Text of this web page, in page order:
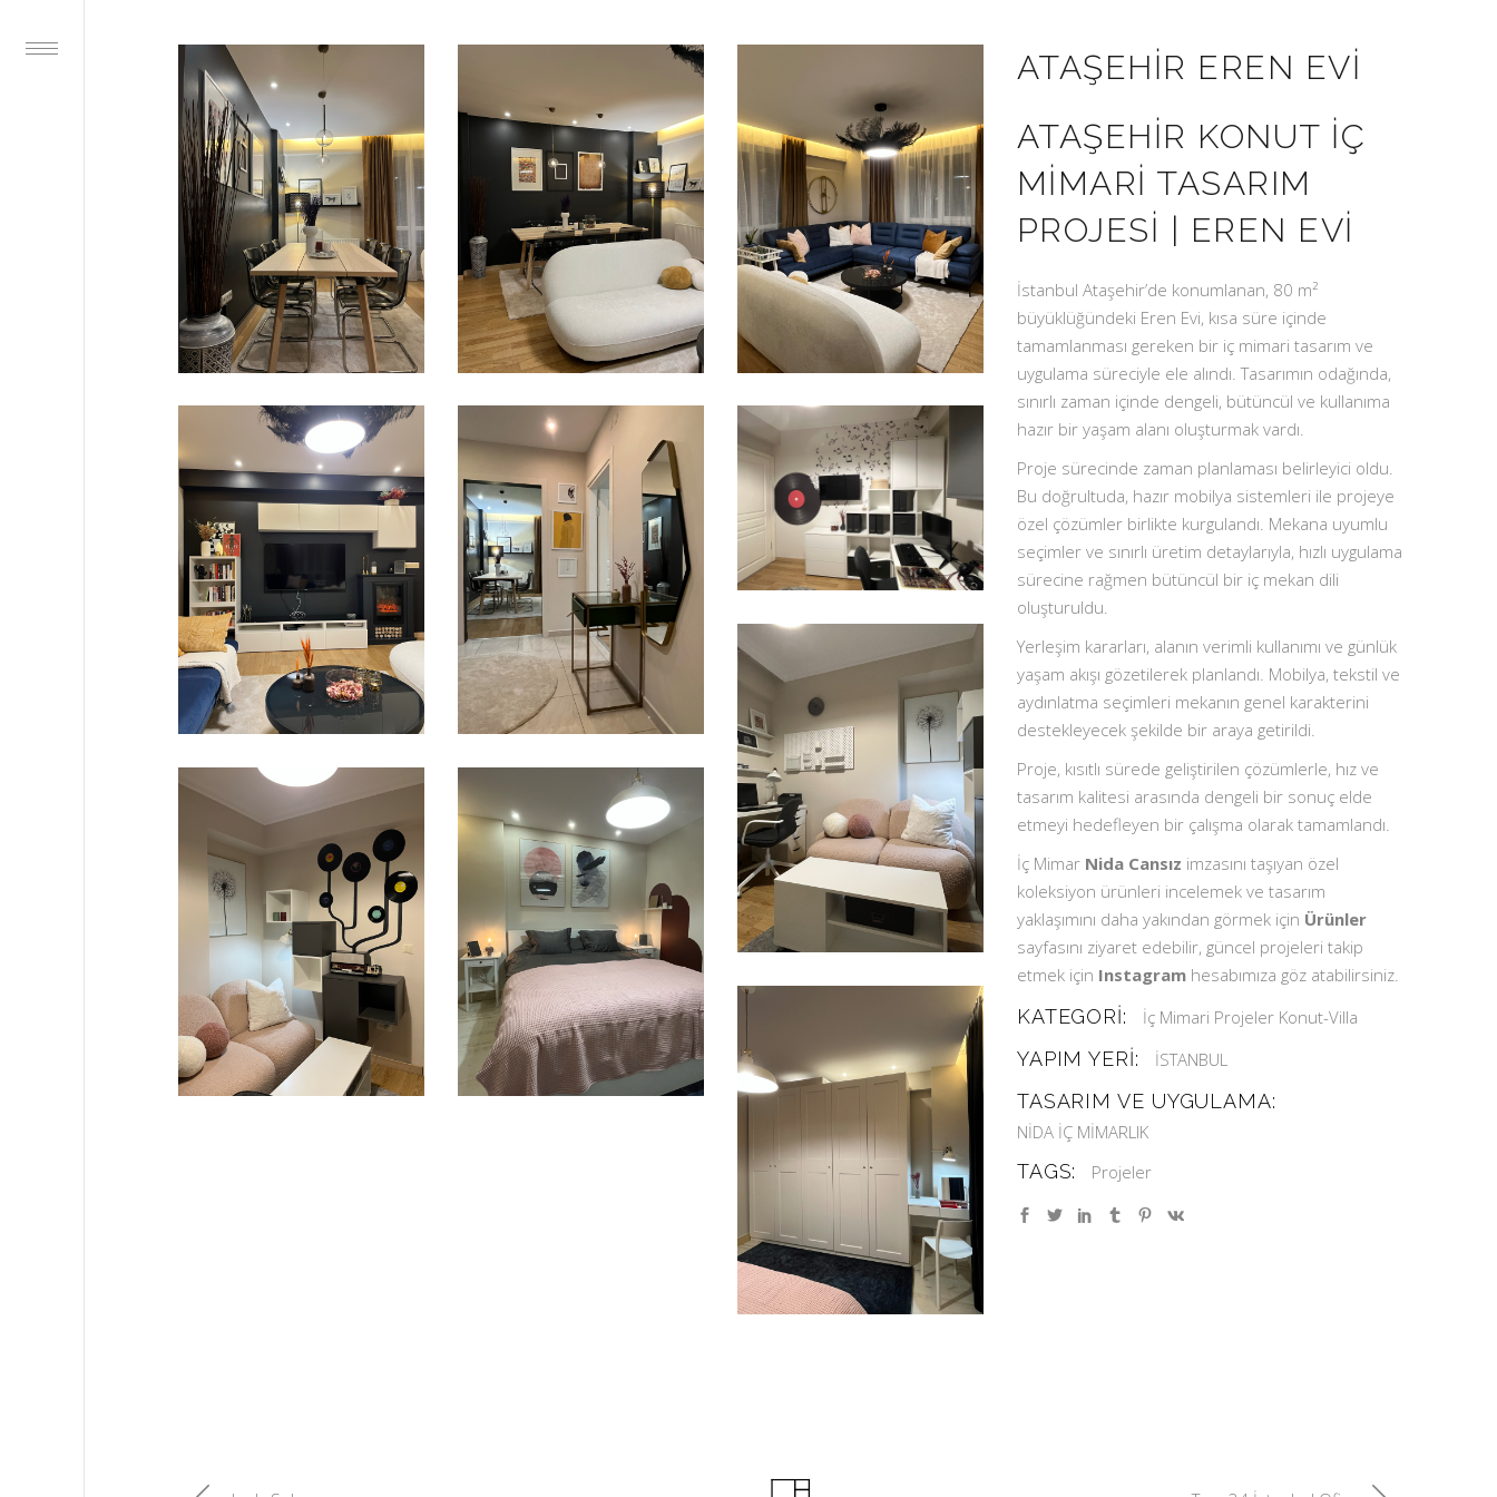
ATAŞEHIR EREN EVI
ATAŞEHIR KONUT İÇ
MIMARI TASARIM
PROJESI | EREN EVI
İstanbul Ataşehir’de konumlanan, 80 m²
büyüklüğündeki Eren Evi, kısa süre içinde
tamamlanması gereken bir iç mimari tasarım ve
uygulama süreciyle ele alındı. Tasarımın odağında,
sınırlı zaman içinde dengeli, bütüncül ve kullanıma
hazır bir yaşam alanı oluşturmak vardı.
Proje sürecinde zaman planlaması belirleyici oldu.
Bu doğrultuda, hazır mobilya sistemleri ile projeye
özel çözümler birlikte kurgulandı. Mekana uyumlu
seçimler ve sınırlı üretim detaylarıyla, hızlı uygulama
sürecine rağmen bütüncül bir iç mekan dili
oluşturuldu.
Yerleşim kararları, alanın verimli kullanımı ve günlük
yaşam akışı gözetilerek planlandı. Mobilya, tekstil ve
aydınlatma seçimleri mekanın genel karakterini
destekleyecek şekilde bir araya getirildi.
Proje, kısıtlı sürede geliştirilen çözümlerle, hız ve
tasarım kalitesi arasında dengeli bir sonuç elde
etmeyi hedefleyen bir çalışma olarak tamamlandı.
İç Mimar Nida Cansız imzasını taşıyan özel
koleksiyon ürünleri incelemek ve tasarım
yaklaşımını daha yakından görmek için Ürünler
sayfasını ziyaret edebilir, güncel projeleri takip
etmek için Instagramhesabımıza göz atabilirsiniz.
KATEGORI: İç Mimari Projeler Konut-Villa
YAPIM YERİ: İSTANBUL
TASARIM VE UYGULAMA:
NİDA İÇ MİMARLIK
TAGS: Projeler